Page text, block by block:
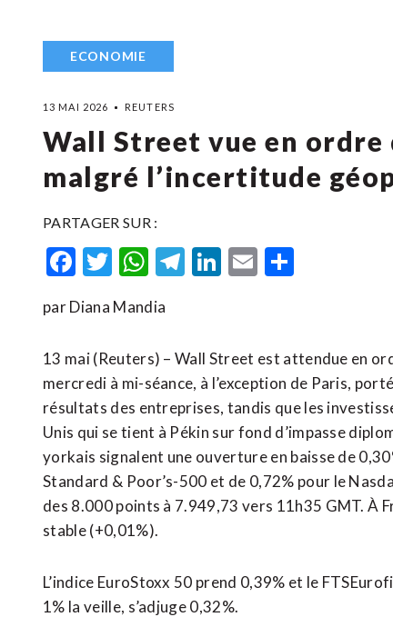
ECONOMIE
13 MAI 2026 REUTERS
Wall Street vue en ordre
malgré l’incertitude
PARTAGER SUR :
Facebook
Twitter
WhatsApp
Telegram
LinkedIn
Email
par Diana Mandia
13 mai (Reuters) – Wall Street est attendue en
mercredi à mi-séance, à l’exception de Paris,
résultats des entreprises, tandis que les
Unis qui se tient à Pékin sur fond d’impasse
yorkais signalent une ouverture en baisse de
Standard & Poor’s-500 et de 0,72% pour le
des 8.000 points à 7.949,73 vers 11h35 GMT. À
stable (+0,01%).
L’indice EuroStoxx 50 prend 0,39% et le
1% la veille, s’adjuge 0,32%.